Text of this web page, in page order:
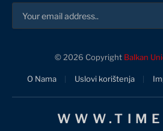
© 2026 Copyright Balkan
O Nama Uslovi korištenja